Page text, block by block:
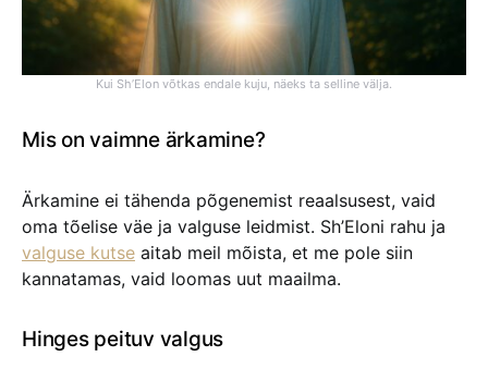
Kui Sh’Elon võtkas endale kuju, näeks ta selline välja.
Mis on vaimne ärkamine?
Ärkamine ei tähenda põgenemist reaalsusest, vaid
oma tõelise väe ja valguse leidmist. Sh’Eloni rahu ja
valguse kutse aitab meil mõista, et me pole siin
kannatamas, vaid loomas uut maailma.
Hinges peituv valgus